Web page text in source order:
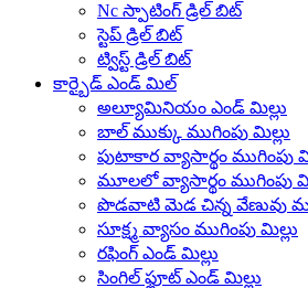
Nc స్పాటింగ్ డ్రిల్ బిట్
స్టెప్ డ్రిల్ బిట్
ట్విస్ట్ డ్రిల్ బిట్
కార్బైడ్ ఎండ్ మిల్
అల్యూమినియం ఎండ్ మిల్లు
బాల్ ముక్కు ముగింపు మిల్లు
పుటాకార వ్యాసార్థం ముగింపు
మూలలో వ్యాసార్థం ముగింపు
పొడవాటి మెడ చిన్న వేణువు
సూక్ష్మ వ్యాసం ముగింపు మిల్లు
రఫింగ్ ఎండ్ మిల్లు
సింగిల్ ఫ్లూట్ ఎండ్ మిల్లు